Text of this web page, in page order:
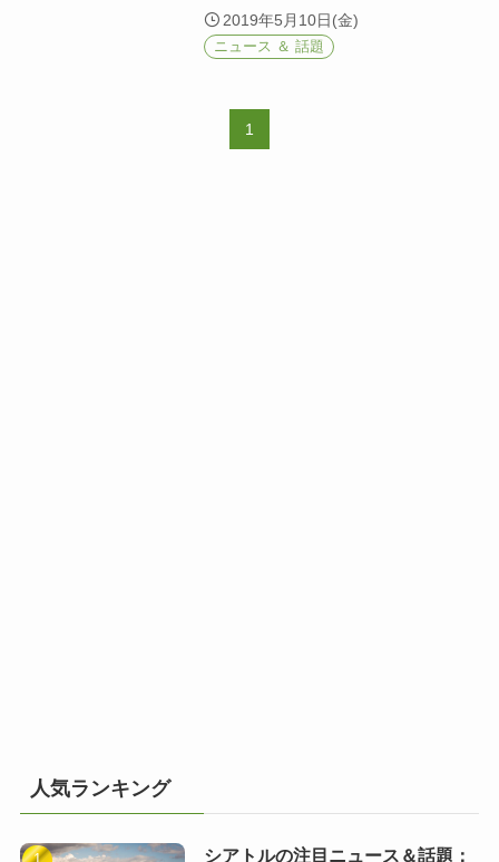
2019年5月10日(金)
ニュース ＆ 話題
1
人気ランキング
シアトルの注目ニュース＆話題：